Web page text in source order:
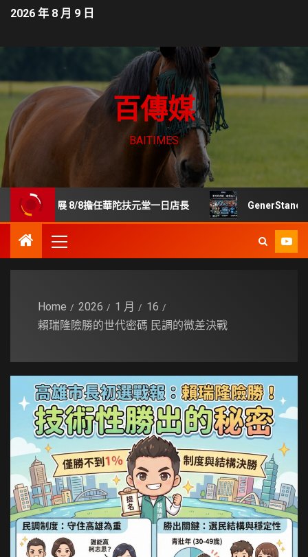
2026 年 8 月 9 日
百傳媒
BAITIMES
展 8/8擔任華陀扶元堂一日店長 GenerStand 擬推「人
Home 2026 1 月
16
賴瑞隆險勝的世代密碼 民調的微差決戰